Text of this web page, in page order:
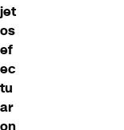
jet
os
ef
ec
tu
ar